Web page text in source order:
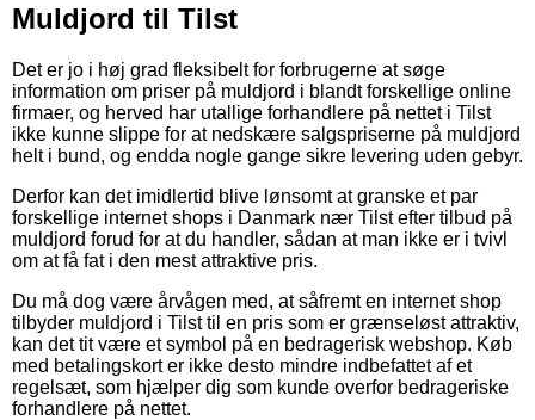
Muldjord til Tilst
Det er jo i høj grad fleksibelt for forbrugerne at søge
information om priser på muldjord i blandt forskellige online
firmaer, og herved har utallige forhandlere på nettet i Tilst
ikke kunne slippe for at nedskære salgspriserne på muldjord
helt i bund, og endda nogle gange sikre levering uden gebyr.
Derfor kan det imidlertid blive lønsomt at granske et par
forskellige internet shops i Danmark nær Tilst efter tilbud på
muldjord forud for at du handler, sådan at man ikke er i tvivl
om at få fat i den mest attraktive pris.
Du må dog være årvågen med, at såfremt en internet shop
tilbyder muldjord i Tilst til en pris som er grænseløst attraktiv,
kan det tit være et symbol på en bedragerisk webshop. Køb
med betalingskort er ikke desto mindre indbefattet af et
regelsæt, som hjælper dig som kunde overfor bedrageriske
forhandlere på nettet.